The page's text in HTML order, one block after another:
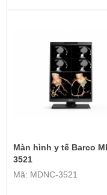
Màn hình y tế Barco
3521
Mã: MDNC-3521